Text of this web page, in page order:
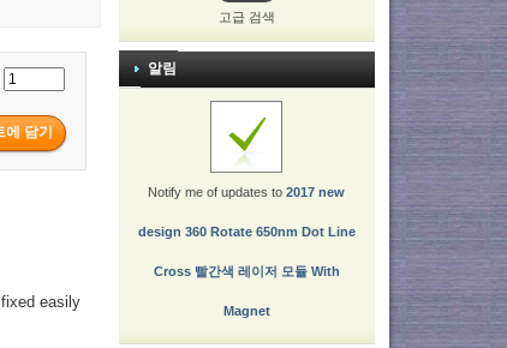
easily
고급 검색
알림
Notify me of updates to2017 new
design 360 Rotate 650nm Dot Line
Cross 빨간색 레이저 모듈 With
Magnet